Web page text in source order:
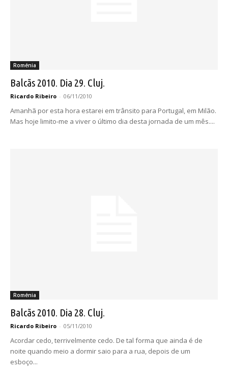
Roménia
Balcãs 2010. Dia 29. Cluj.
Ricardo Ribeiro - 06/11/2010
Amanhã por esta hora estarei em trânsito para Portugal, em Milão.
Mas hoje limito-me a viver o último dia desta jornada de um mês....
Roménia
Balcãs 2010. Dia 28. Cluj.
Ricardo Ribeiro - 05/11/2010
Acordar cedo, terrivelmente cedo. De tal forma que ainda é de
noite quando meio a dormir saio para a rua, depois de um
esboço...